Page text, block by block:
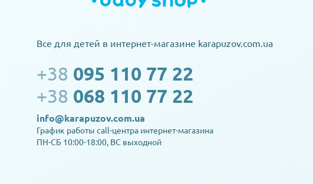
Все для детей в интернет-магазине karapuzov.com.ua
+38 095 110 77 22
+38 068 110 77 22
info@karapuzov.com.ua
График работы call-центра интернет-магазина
ПН-СБ 10:00-18:00, ВС выходной